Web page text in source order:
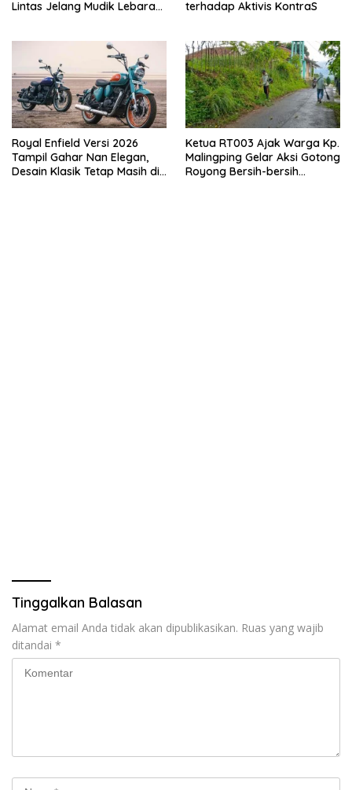
Lintas Jelang Mudik Lebaran
terhadap Aktivis KontraS
Royal Enfield Versi 2026
Tampil Gahar Nan Elegan,
Desain Klasik Tetap Masih di
Ketua RT003 Ajak Warga Kp.
Malingping Gelar Aksi Gotong
Royong Bersih-bersih
Tinggalkan Balasan
Alamat email Anda tidak akan dipublikasikan. Ruas yang wajib
ditandai *